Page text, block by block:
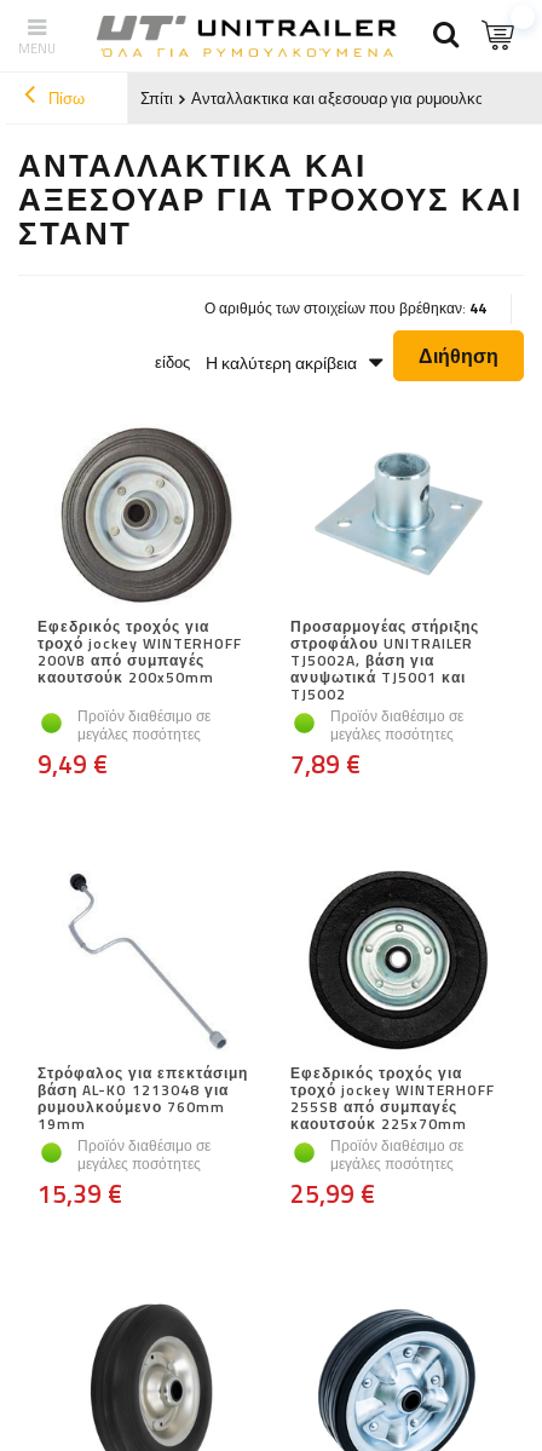
Πίσω Σπίτι Ανταλλακτικα και αξεσουαρ για ρυμουλκουμενα
ΑΝΤΑΛΛΑΚΤΙΚΆ ΚΑΙ
ΑΞΕΣΟΥΆΡ ΓΙΑ ΤΡΟΧΟΎΣ ΚΑΙ
ΣΤΑΝΤ
Ο αριθμός των στοιχείων που βρέθηκαν: 44
είδος Η καλύτερη ακρίβεια Διήθηση
Εφεδρικός τροχός για
τροχό jockey WINTERHOFF
200VB από συμπαγές
καουτσούκ 200x50mm
Προϊόν διαθέσιμο σε
μεγάλες ποσότητες
9,49 €
Προσαρμογέας στήριξης
στροφάλου UNITRAILER
TJ5002A, βάση για
ανυψωτικά TJ5001 και
TJ5002
Προϊόν διαθέσιμο σε
μεγάλες ποσότητες
7,89 €
Στρόφαλος για επεκτάσιμη
βάση AL-KO 1213048 για
ρυμουλκούμενο 760mm
19mm
Προϊόν διαθέσιμο σε
μεγάλες ποσότητες
15,39 €
Εφεδρικός τροχός για
τροχό jockey WINTERHOFF
255SB από συμπαγές
καουτσούκ 225x70mm
Προϊόν διαθέσιμο σε
μεγάλες ποσότητες
25,99 €